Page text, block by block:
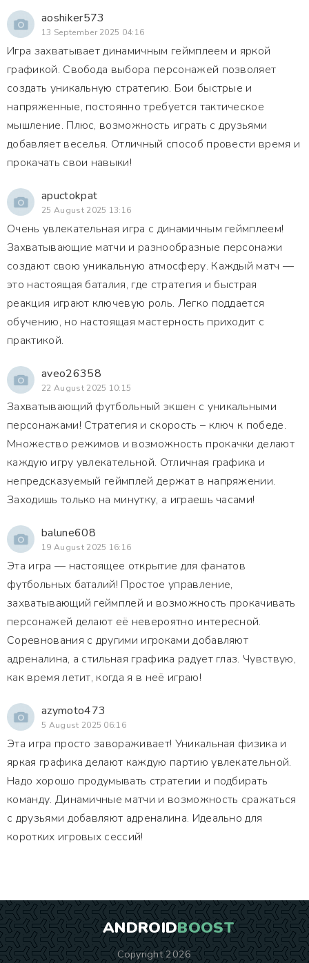
aoshiker573
13 September 2025 04:16
Игра захватывает динамичным геймплеем и яркой
графикой. Свобода выбора персонажей позволяет
создать уникальную стратегию. Бои быстрые и
напряженные, постоянно требуется тактическое
мышление. Плюс, возможность играть с друзьями
добавляет веселья. Отличный способ провести время и
прокачать свои навыки!
apuctokpat
25 August 2025 13:16
Очень увлекательная игра с динамичным геймплеем!
Захватывающие матчи и разнообразные персонажи
создают свою уникальную атмосферу. Каждый матч —
это настоящая баталия, где стратегия и быстрая
реакция играют ключевую роль. Легко поддается
обучению, но настоящая мастерность приходит с
практикой.
aveo26358
22 August 2025 10:15
Захватывающий футбольный экшен с уникальными
персонажами! Стратегия и скорость – ключ к победе.
Множество режимов и возможность прокачки делают
каждую игру увлекательной. Отличная графика и
непредсказуемый геймплей держат в напряжении.
Заходишь только на минутку, а играешь часами!
balune608
19 August 2025 16:16
Эта игра — настоящее открытие для фанатов
футбольных баталий! Простое управление,
захватывающий геймплей и возможность прокачивать
персонажей делают её невероятно интересной.
Соревнования с другими игроками добавляют
адреналина, а стильная графика радует глаз. Чувствую,
как время летит, когда я в неё играю!
azymoto473
5 August 2025 06:16
Эта игра просто завораживает! Уникальная физика и
яркая графика делают каждую партию увлекательной.
Надо хорошо продумывать стратегии и подбирать
команду. Динамичные матчи и возможность сражаться
с друзьями добавляют адреналина. Идеально для
коротких игровых сессий!
ANDROIDBOOST
Copyright 2026